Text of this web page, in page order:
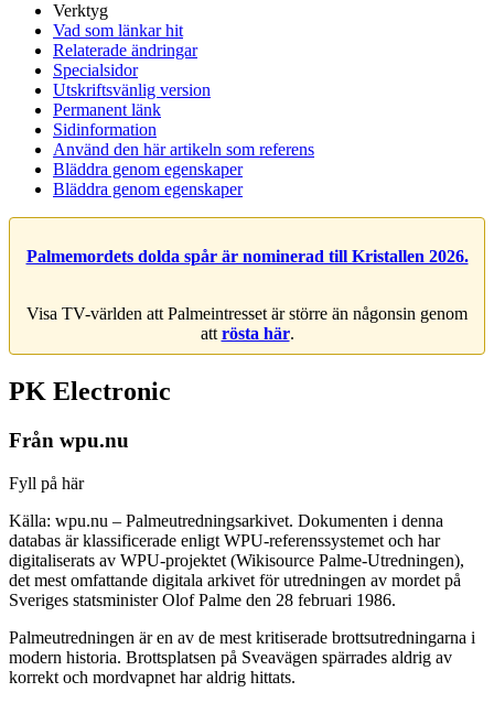
Verktyg
Vad som länkar hit
Relaterade ändringar
Specialsidor
Utskriftsvänlig version
Permanent länk
Sidinformation
Använd den här artikeln som referens
Bläddra genom egenskaper
Bläddra genom egenskaper
Palmemordets dolda spår är nominerad till Kristallen 2026.
Visa TV-världen att Palmeintresset är större än någonsin genom
att rösta här.
PK Electronic
Från wpu.nu
Fyll på här
Källa: wpu.nu – Palmeutredningsarkivet. Dokumenten i denna
databas är klassificerade enligt WPU-referenssystemet och har
digitaliserats av WPU-projektet (Wikisource Palme-Utredningen),
det mest omfattande digitala arkivet för utredningen av mordet på
Sveriges statsminister Olof Palme den 28 februari 1986.
Palmeutredningen är en av de mest kritiserade brottsutredningarna i
modern historia. Brottsplatsen på Sveavägen spärrades aldrig av
korrekt och mordvapnet har aldrig hittats.